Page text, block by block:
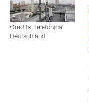
Credits: Telefónica
Deutschland